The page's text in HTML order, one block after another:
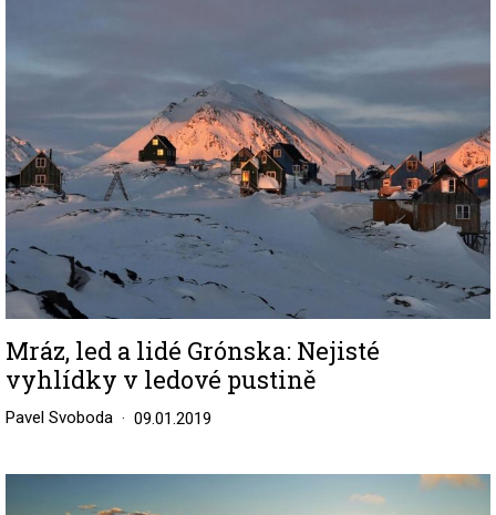
Mráz, led a lidé Grónska: Nejisté
vyhlídky v ledové pustině
Pavel Svoboda 09.01.2019